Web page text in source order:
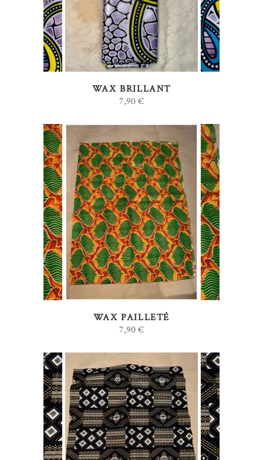
WAX BRILLANT
7,90€
AJOUTER AU PANIER
WAX PAILLETÉ
7,90€
AJOUTER AU PANIER